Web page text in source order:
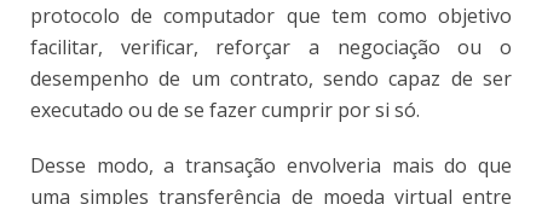
protocolo de computador que tem como objetivo
facilitar, verificar, reforçar a negociação ou o
desempenho de um contrato, sendo capaz de ser
executado ou de se fazer cumprir por si só.
Desse modo, a transação envolveria mais do que
uma simples transferência de moeda virtual entre